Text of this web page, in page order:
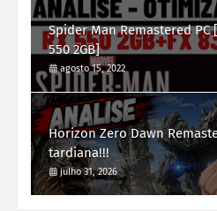
Spider Man Remastered PC
550 2GB]
agosto 15, 2022
Horizon Zero Dawn
tardiana!!!
julho 31, 2026